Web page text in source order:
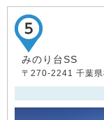
みのり台SS
〒270-2241 千葉